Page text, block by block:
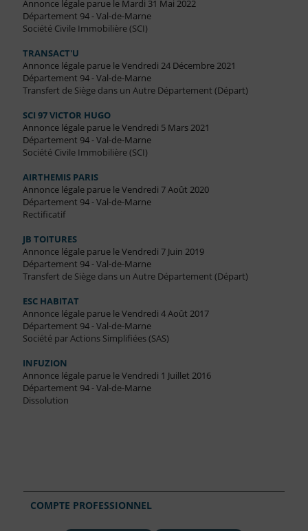
Annonce légale parue le Mardi 31 Mai 2022
Département 94 - Val-de-Marne
Société Civile Immobilière (SCI)
TRANSACT'U
Annonce légale parue le Vendredi 24 Décembre 2021
Département 94 - Val-de-Marne
Transfert de Siège dans un Autre Département (Départ)
SCI 97 VICTOR HUGO
Annonce légale parue le Vendredi 5 Mars 2021
Département 94 - Val-de-Marne
Société Civile Immobilière (SCI)
AIRTHEMIS PARIS
Annonce légale parue le Vendredi 7 Août 2020
Département 94 - Val-de-Marne
Rectificatif
JB TOITURES
Annonce légale parue le Vendredi 7 Juin 2019
Département 94 - Val-de-Marne
Transfert de Siège dans un Autre Département (Départ)
ESC HABITAT
Annonce légale parue le Vendredi 4 Août 2017
Département 94 - Val-de-Marne
Société par Actions Simplifiées (SAS)
INFUZION
Annonce légale parue le Vendredi 1 Juillet 2016
Département 94 - Val-de-Marne
Dissolution
COMPTE PROFESSIONNEL